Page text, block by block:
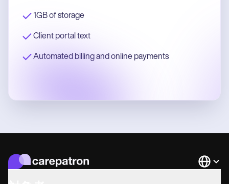
1GB of storage
Client portal text
Automated billing and online payments